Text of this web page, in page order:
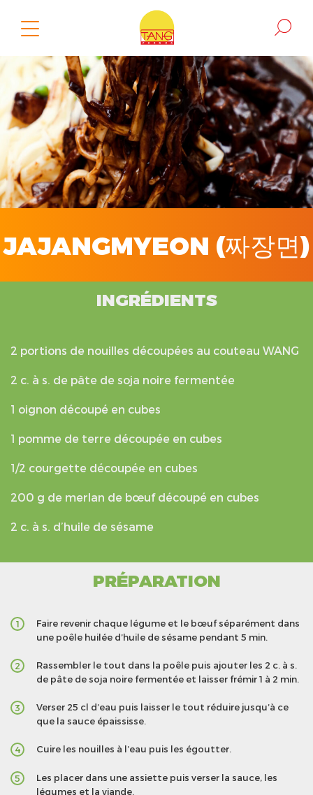
JAJANGMYEON (짜장면)
INGRÉDIENTS
2 portions de nouilles découpées au couteau WANG
2 c. à s. de pâte de soja noire fermentée
1 oignon découpé en cubes
1 pomme de terre découpée en cubes
1/2 courgette découpée en cubes
200 g de merlan de bœuf découpé en cubes
2 c. à s. d’huile de sésame
PRÉPARATION
1
Faire revenir chaque légume et le bœuf séparément dans
une poêle huilée d’huile de sésame pendant 5 min.
2
Rassembler le tout dans la poêle puis ajouter les 2 c. à s.
de pâte de soja noire fermentée et laisser frémir 1 à 2 min.
3
Verser 25 cl d’eau puis laisser le tout réduire jusqu’à ce
que la sauce épaississe.
4 Cuire les nouilles à l’eau puis les égoutter.
5
Les placer dans une assiette puis verser la sauce, les
légumes et la viande.